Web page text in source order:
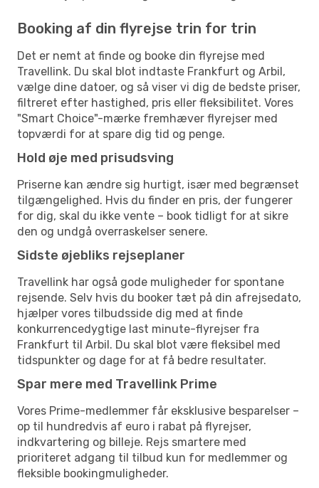
Booking af din flyrejse trin for trin
Det er nemt at finde og booke din flyrejse med
Travellink. Du skal blot indtaste Frankfurt og Arbil,
vælge dine datoer, og så viser vi dig de bedste priser,
filtreret efter hastighed, pris eller fleksibilitet. Vores
"Smart Choice"-mærke fremhæver flyrejser med
topværdi for at spare dig tid og penge.
Hold øje med prisudsving
Priserne kan ændre sig hurtigt, især med begrænset
tilgængelighed. Hvis du finder en pris, der fungerer
for dig, skal du ikke vente – book tidligt for at sikre
den og undgå overraskelser senere.
Sidste øjebliks rejseplaner
Travellink har også gode muligheder for spontane
rejsende. Selv hvis du booker tæt på din afrejsedato,
hjælper vores tilbudsside dig med at finde
konkurrencedygtige last minute-flyrejser fra
Frankfurt til Arbil. Du skal blot være fleksibel med
tidspunkter og dage for at få bedre resultater.
Spar mere med Travellink Prime
Vores Prime-medlemmer får eksklusive besparelser –
op til hundredvis af euro i rabat på flyrejser,
indkvartering og billeje. Rejs smartere med
prioriteret adgang til tilbud kun for medlemmer og
fleksible bookingmuligheder.